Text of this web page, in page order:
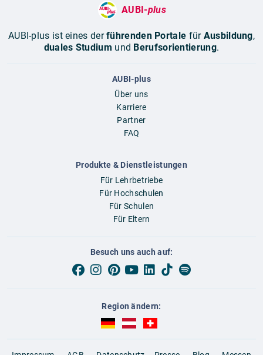
AUBI-plus
AUBI-plus ist eines derführenden Portale für Ausbildung,
duales Studium und Berufsorientierung.
AUBI-plus
Über uns
Karriere
Partner
FAQ
Produkte & Dienstleistungen
Für Lehrbetriebe
Für Hochschulen
Für Schulen
Für Eltern
Besuch uns auch auf:
Region ändern:
AUBI-plus Deutschland (deutsch)
AUBI-plus Österreich (deutsch)
AUBI-plus Schweiz